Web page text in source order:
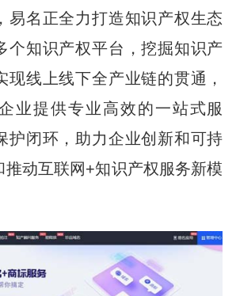
易名正全力打造知识产权生态
个知识产权平台，挖掘知识产
现线上线下全产业链的贯通，
业提供专业高效的一站式服
护闭环，助力企业创新和可持
推动互联网+知识产权服务新模